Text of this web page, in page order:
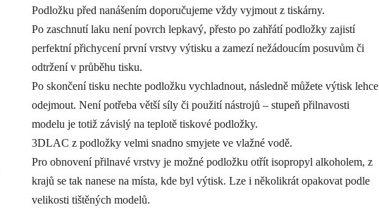
Podložku před nanášením doporučujeme vždy vyjmout z tiskárny.
Po zaschnutí laku není povrch lepkavý, přesto po zahřátí podložky zajistí
perfektní přichycení první vrstvy výtisku a zamezí nežádoucím posuvům či
odtržení v průběhu tisku.
Po skončení tisku nechte podložku vychladnout, následně můžete výtisk lehce
odejmout. Není potřeba větší síly či použití nástrojů – stupeň přilnavosti
modelu je totiž závislý na teplotě tiskové podložky.
3DLAC z podložky velmi snadno smyjete ve vlažné vodě.
Pro obnovení přilnavé vrstvy je možné podložku otřít isopropyl alkoholem, z
krajů se tak nanese na místa, kde byl výtisk. Lze i několikrát opakovat podle
velikosti tištěných modelů.